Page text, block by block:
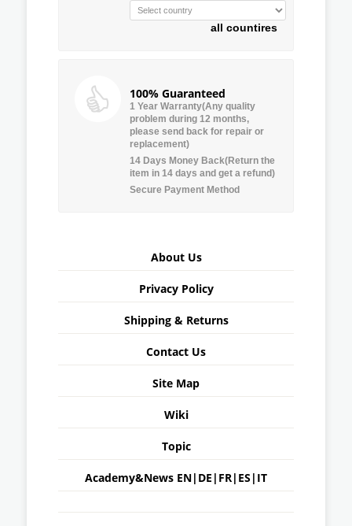
all countires
100% Guaranteed
1 Year Warranty(Any quality
problem during 12 months,
please send back for repair or
replacement)
14 Days Money Back(Return the
item in 14 days and get a refund)
Secure Payment Method
About Us
Privacy Policy
Shipping & Returns
Contact Us
Site Map
Wiki
Topic
Academy&News EN| DE | FR| ES | IT